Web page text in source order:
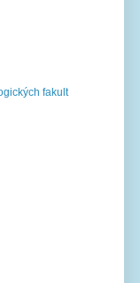
fakult